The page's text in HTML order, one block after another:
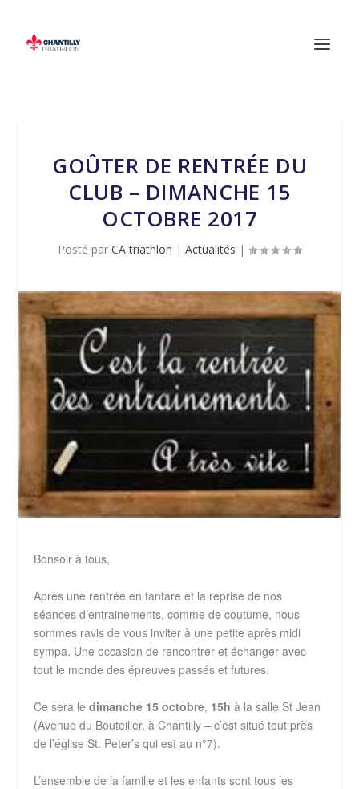
GOÛTER DE RENTRÉE DU
CLUB – DIMANCHE 15
OCTOBRE 2017
Posté par CA triathlon | Actualités |
Bonsoir à tous,
Après une rentrée en fanfare et la reprise de nos
séances d’entrainements, comme de coutume, nous
sommes ravis de vous inviter à une petite après midi
sympa. Une occasion de rencontrer et échanger avec
tout le monde des épreuves passés et futures.
Ce sera ledimanche 15 octobre, 15h à la salle St Jean
(Avenue du Bouteiller, à Chantilly –c’est situé tout près
de l’église St. Peter’s qui est au n°7).
L’ensemble de la famille et les enfants sont tous les